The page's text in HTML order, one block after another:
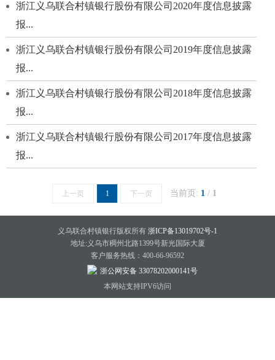
浙江义乌联合村镇银行股份有限公司2020年度信息披露
报...
浙江义乌联合村镇银行股份有限公司2019年度信息披露
报...
浙江义乌联合村镇银行股份有限公司2018年度信息披露
报...
浙江义乌联合村镇银行股份有限公司2017年度信息披露
报...
上一页 1 下一页 当前页: 1 / 1
义乌联合村镇银行版权所有 浙ICP备13019702号-1
地址:义乌市稠州北路1399号新光国际大厦
客户服务热线：400-66-96592
浙公网安备 33078202000141号
本网站支持IPV6访问